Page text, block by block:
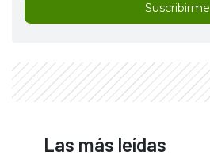
Suscribirme
Las más leídas